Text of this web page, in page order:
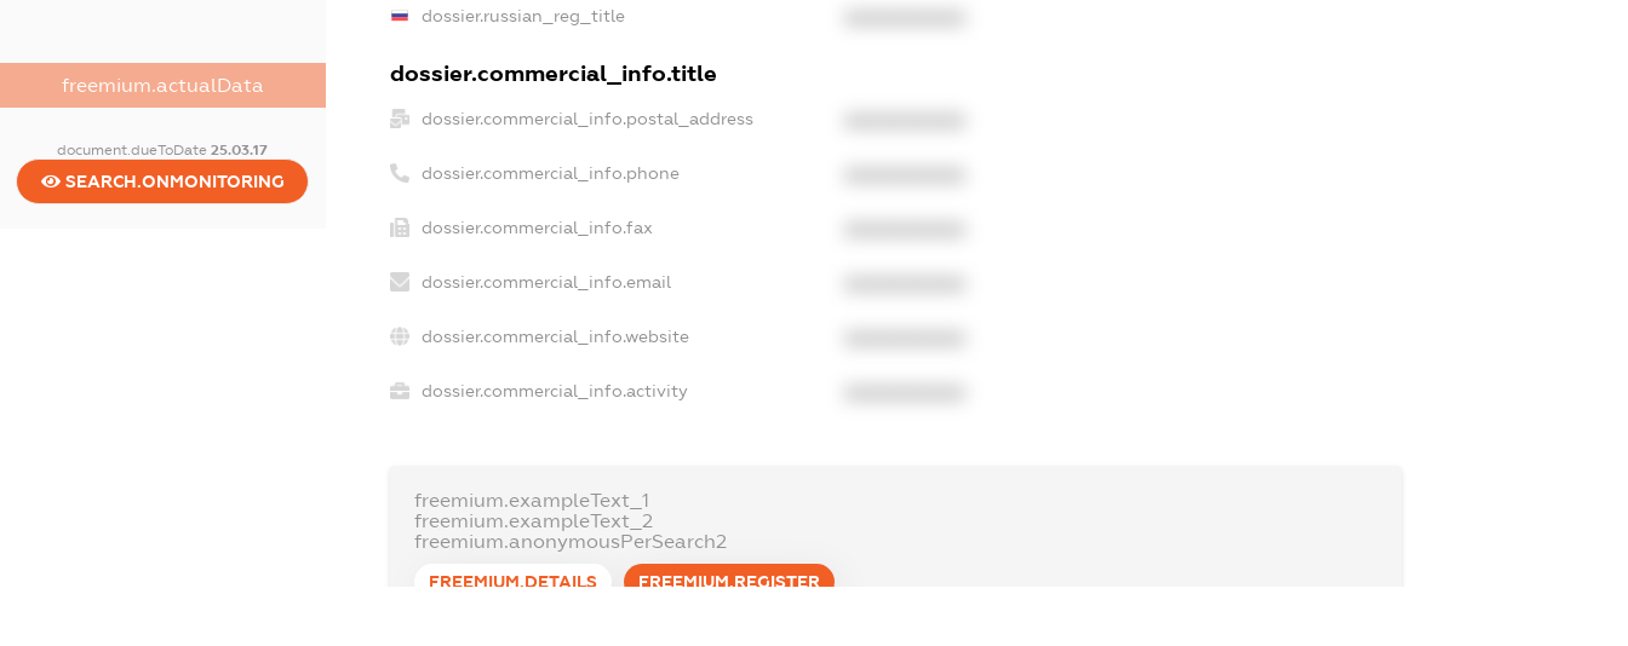
freemium.actualData
document.dueToDate25.03.17
SEARCH.ONMONITORING
dossier.russian_reg_title
dossier.commercial_info.title
dossier.commercial_info.postal_address
dossier.commercial_info.phone
dossier.commercial_info.fax
dossier.commercial_info.email
dossier.commercial_info.website
dossier.commercial_info.activity
freemium.exampleText_1
freemium.exampleText_2
freemium.anonymousPerSearch2
FREEMIUM.DETAILS FREEMIUM.REGISTER